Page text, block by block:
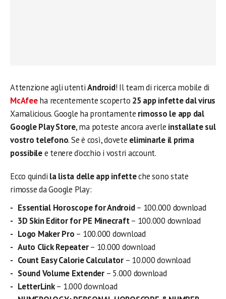
Attenzione agli utentiAndroid! Il team di ricerca mobile di
McAfeeha recentemente scoperto 25 app infette dal virus
Xamalicious. Google ha prontamente rimosso le app dal
Google Play Store, ma poteste ancora averle installate sul
vostro telefono. Se è così, dovete eliminarle il prima
possibilee tenere d’occhio i vostri account.
Ecco quindi la lista delle app infetteche sono state
rimosse da Google Play:
Essential Horoscope for Android– 100.000 download
3D Skin Editor for PE Minecraft– 100.000 download
Logo Maker Pro – 100.000 download
Auto Click Repeater– 10.000 download
Count Easy Calorie Calculator– 10.000 download
Sound Volume Extender– 5.000 download
LetterLink– 1.000 download